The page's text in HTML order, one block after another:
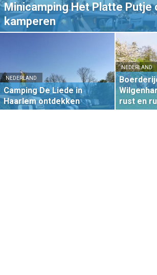
Minicamping Het Platte Putje
kamperen
NEDERLAND
Camping De Liede in
Haarlem ontdekken
NEDERLAND
rust en